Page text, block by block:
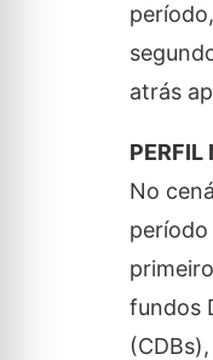
atrás
PERFIL
No
fundos